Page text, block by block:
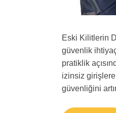
Eski Kilitlerin
güvenlik
pratiklik
izinsiz
güvenliğini